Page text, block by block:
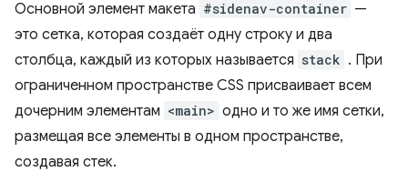
Основной элемент макета #sidenav-container —
это сетка, которая создаёт одну строку и два
столбца, каждый из которых называется stack . При
ограниченном пространстве CSS присваивает всем
дочерним элементам <main> одно и то же имя сетки,
размещая все элементы в одном пространстве,
создавая стек.